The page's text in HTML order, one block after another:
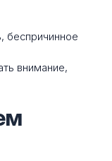
беспричинное
внимание,